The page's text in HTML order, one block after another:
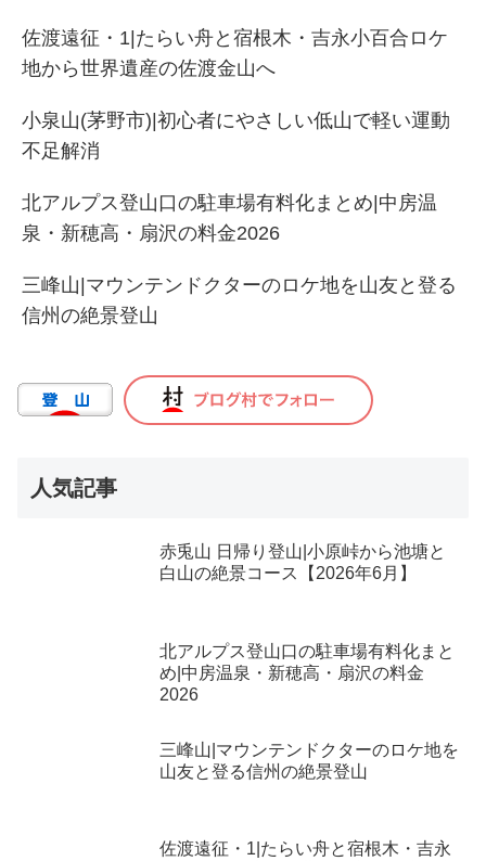
佐渡遠征・1|たらい舟と宿根木・吉永小百合ロケ
地から世界遺産の佐渡金山へ
小泉山(茅野市)|初心者にやさしい低山で軽い運動
不足解消
北アルプス登山口の駐車場有料化まとめ|中房温
泉・新穂高・扇沢の料金2026
三峰山|マウンテンドクターのロケ地を山友と登る
信州の絶景登山
人気記事
赤兎山 日帰り登山|小原峠から池塘と
白山の絶景コース【2026年6月】
北アルプス登山口の駐車場有料化まと
め|中房温泉・新穂高・扇沢の料金
2026
三峰山|マウンテンドクターのロケ地を
山友と登る信州の絶景登山
佐渡遠征・1|たらい舟と宿根木・吉永